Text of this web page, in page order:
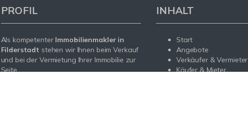
PROFIL
Als kompetenter Immobilienmakler in
Filderstadt stehen wir Ihnen beim Verkauf
und bei der Vermietung Ihrer Immobilie zur
Seite.
INHALT
Start
Angebote
Verkäufer & Vermieter
Käufer & Mieter